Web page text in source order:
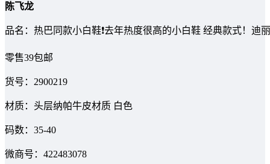
陈飞龙
品名：热巴同款小白鞋❗️去年热度很高的小白鞋 经典款式！迪
零售39包邮
货号：2900219
材质：头层纳帕牛皮材质 白色
码数：35-40
微商号：422483078